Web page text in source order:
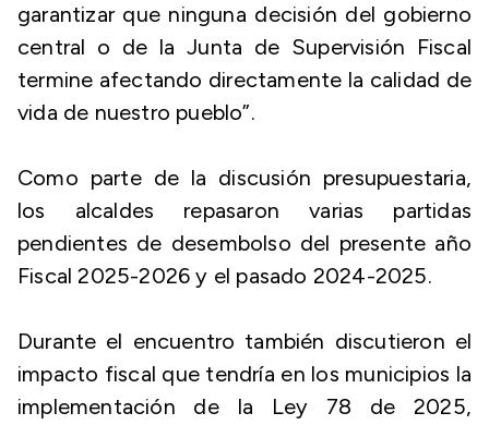
garantizar que ninguna decisión del gobierno
central o de la Junta de Supervisión Fiscal
termine afectando directamente la calidad de
vida de nuestro pueblo”.
Como parte de la discusión presupuestaria,
los alcaldes repasaron varias partidas
pendientes de desembolso del presente año
Fiscal 2025-2026 y el pasado 2024-2025.
Durante el encuentro también discutieron el
impacto fiscal que tendría en los municipios la
implementación de la Ley 78 de 2025,